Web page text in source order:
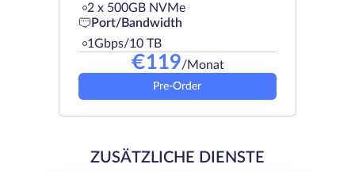
2 х 500GB NVMe
Port/Bandwidth
1Gbps/10 TB
€119/Monat
Pre-Order
ZUSÄTZLICHE DIENSTE